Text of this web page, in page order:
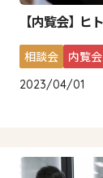
【内覧会】ヒ
相談会 内覧会
2023/04/01